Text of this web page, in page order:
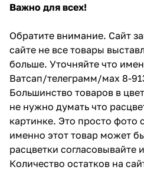
Важно для всех!
Обратите внимание. Сайт
сайте не все товары
больше. Уточняйте что
Ватсап/телеграмм/мах 8-
Большинство товаров в
не нужно думать что
картинке. Это просто фото
именно этот товар может
расцветки согласовывайте
Количество остатков на